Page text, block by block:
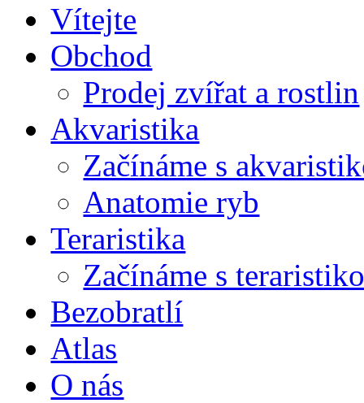
Vítejte
Obchod
Prodej zvířat a rostlin
Akvaristika
Začínáme s
Anatomie ryb
Teraristika
Začínáme s
Bezobratlí
Atlas
O nás